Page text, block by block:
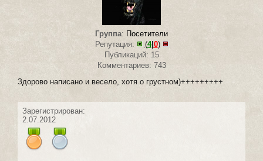
Группа: Посетители
Репутация:
(4| 0)
Публикаций: 15
Комментариев: 743
Здорово написано и весело, хотя о грустном)+++++++++
Зарегистрирован:
2.07.2012